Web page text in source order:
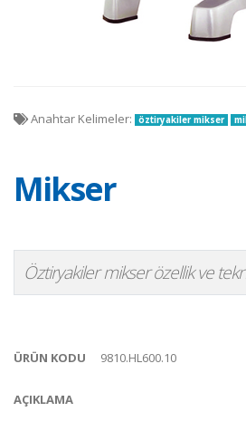
Mikser
Öztiryakiler mikser özellik ve
ÜRÜN KODU 9810.HL600.10
AÇIKLAMA
Anahtar Kelimeler: öztiryakiler mikser